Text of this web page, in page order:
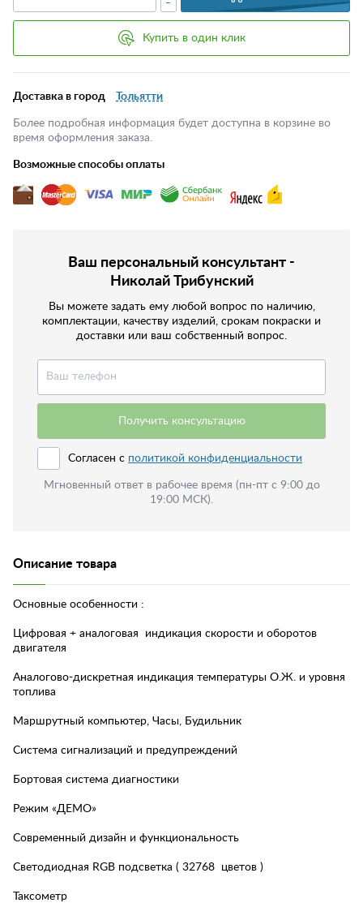
-
Купить в один клик
Доставка в город Тольятти
Более подробная информация будет доступна в корзине во
время оформления заказа.
Возможные способы оплаты
Ваш персональный консультант -
Николай Трибунский
Вы можете задать ему любой вопрос по наличию,
комплектации, качеству изделий, срокам покраски и
доставки или ваш собственный вопрос.
Получить консультацию
Согласен с политикой конфиденциальности
Мгновенный ответ в рабочее время (пн-пт с 9:00 до
19:00 МСК).
Описание товара
Основные особенности :
Цифровая + аналоговая индикация скорости и оборотов
двигателя
Аналогово-дискретная индикация температуры О.Ж. и уровня
топлива
Маршрутный компьютер, Часы, Будильник
Система сигнализаций и предупреждений
Бортовая система диагностики
Режим «ДЕМО»
Современный дизайн и функциональность
Светодиодная RGB подсветка ( 32768 цветов )
Таксометр